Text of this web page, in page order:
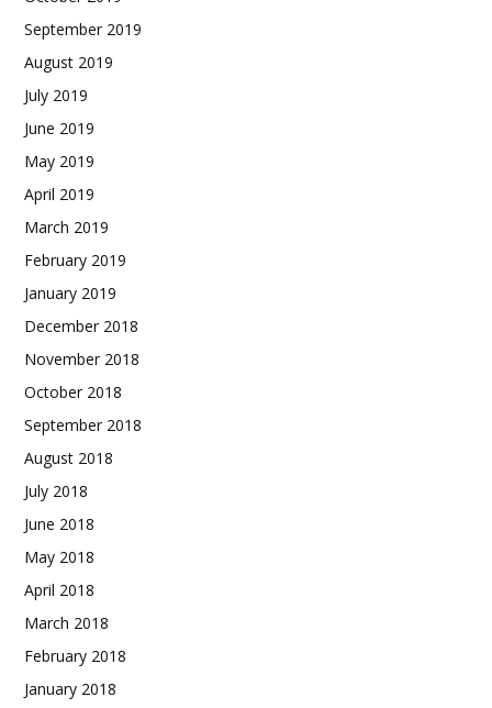
September 2019
August 2019
July 2019
June 2019
May 2019
April 2019
March 2019
February 2019
January 2019
December 2018
November 2018
October 2018
September 2018
August 2018
July 2018
June 2018
May 2018
April 2018
March 2018
February 2018
January 2018